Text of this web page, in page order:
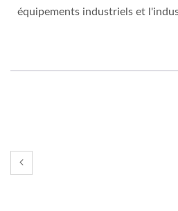
équipements industriels et